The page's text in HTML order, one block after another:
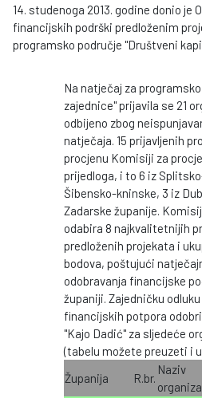
14. studenoga 2013. godine donio je
financijskih podrški predloženim
programsko područje "Društveni
Na natječaj za
zajednice" prijavila se 21
odbijeno zbog
natječaja. 15 prijavljenih
procjenu Komisiji za
prijedloga, i to 6 iz
Šibensko-kninske, 3 iz
Zadarske županije.
odabira 8 najkvalitetnijih
predloženih projekata i
bodova, poštujući
odobravanja financijske
županiji. Zajedničku
financijskih potpora
"Kajo Dadić" za sljedeće
(tabelu možete preuzeti i
Županija
R.br.
Naziv